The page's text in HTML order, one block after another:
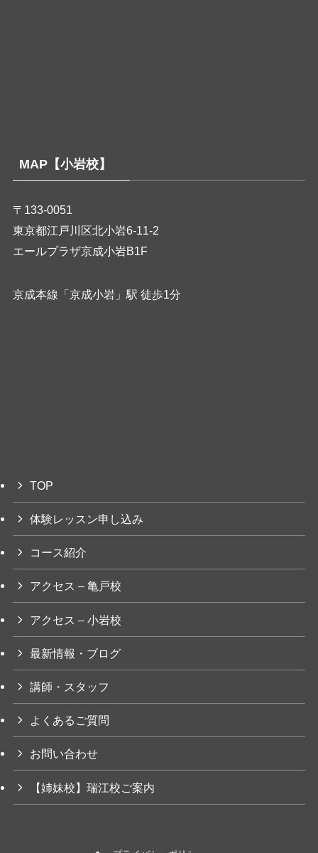
MAP【小岩校】
〒133-0051
東京都江戸川区北小岩6-11-2
エールプラザ京成小岩B1F
京成本線「京成小岩」駅 徒歩1分
TOP
体験レッスン申し込み
コース紹介
アクセス – 亀戸校
アクセス – 小岩校
最新情報・ブログ
講師・スタッフ
よくあるご質問
お問い合わせ
【姉妹校】瑞江校ご案内